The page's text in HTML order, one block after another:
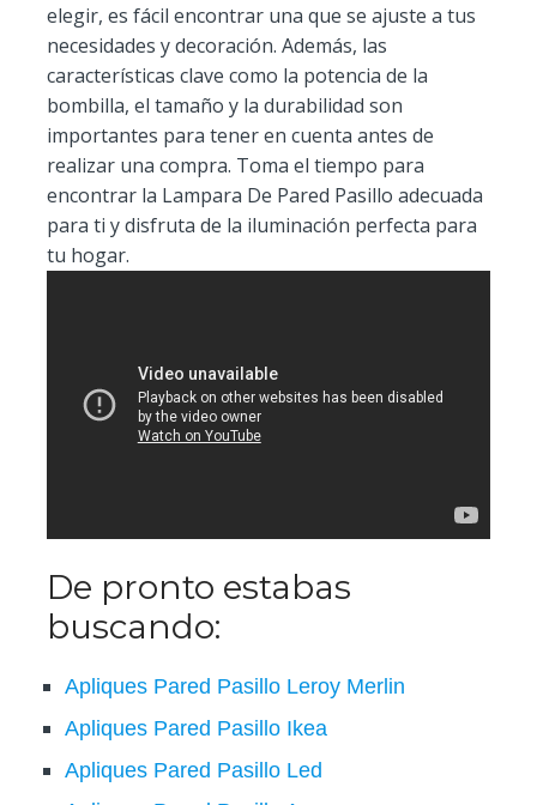
elegir, es fácil encontrar una que se ajuste a tus
necesidades y decoración. Además, las
características clave como la potencia de la
bombilla, el tamaño y la durabilidad son
importantes para tener en cuenta antes de
realizar una compra. Toma el tiempo para
encontrar la Lampara De Pared Pasillo adecuada
para ti y disfruta de la iluminación perfecta para
tu hogar.
De pronto estabas
buscando:
Apliques Pared Pasillo Leroy Merlin
Apliques Pared Pasillo Ikea
Apliques Pared Pasillo Led